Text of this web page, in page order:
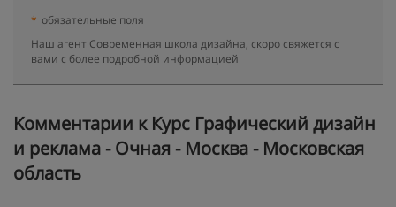
* обязательные поля
Наш агент Современная школа дизайна, скоро свяжется с
вами с более подробной информацией
Kомментарии к Курс Графический дизайн
и реклама - Очная - Москва - Московская
область